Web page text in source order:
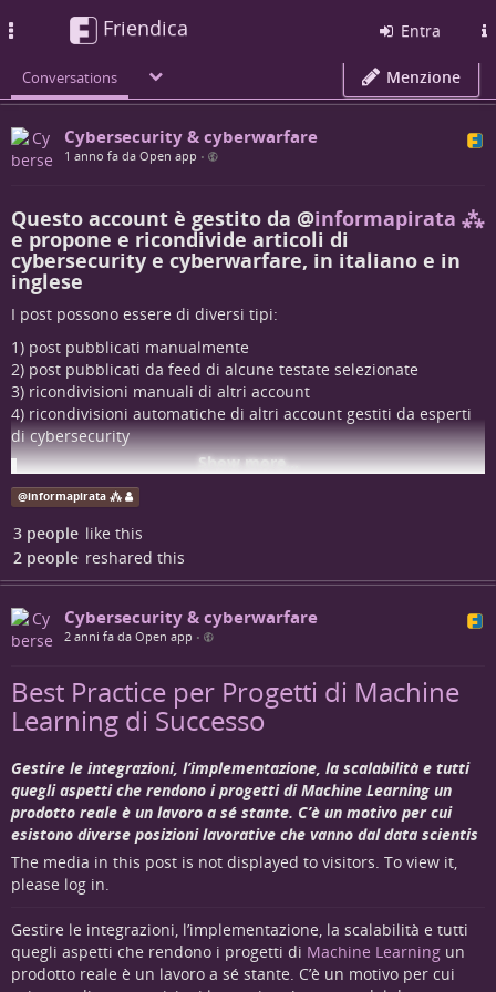
Friendica Entra
Conversations Menzione
Cybersecurity & cyberwarfare
1 anno fa da Open app •
Questo account è gestito da @informapirata ⁂
e propone e ricondivide articoli di
cybersecurity e cyberwarfare, in italiano e in
inglese
I post possono essere di diversi tipi:
1) post pubblicati manualmente
2) post pubblicati da feed di alcune testate selezionate
3) ricondivisioni manuali di altri account
4) ricondivisioni automatiche di altri account gestiti da esperti
di cybersecurity
NB: purtroppo i post pubblicati da feed di alcune testate
includono i cosiddetti
fatto delle pubblicità che gli inserzionisti pubblicano per
elogiare i propri servizi: di solito li eliminiamo
manualmente, ma a volte può capitare che non ce ne
accorgiamo (e no: non siamo sempre on line!) e quindi
possono rimanere on line alcuni giorni. Fermo restando
che le testate che ricondividiamo sono gratuite e che i
economicamente, deve essere chiaro che questo account
non riceve alcun contributo da queste pubblicazioni.
Show more...
@informapirata ⁂
3 people like this
2 people reshared this
Cybersecurity & cyberwarfare
2 anni fa da Open app •
Best Practice per Progetti di Machine
Learning di Successo
Gestire le integrazioni, l’implementazione, la scalabilità e tutti
quegli aspetti che rendono i progetti di Machine Learning un
prodotto reale è un lavoro a sé stante. C’è un motivo per cui
esistono diverse posizioni lavorative che vanno dal data scientis
The media in this post is not displayed to visitors. To view it,
please log in.
Gestire le integrazioni, l’implementazione, la scalabilità e tutti
quegli aspetti che rendono i progetti di Machine Learning un
prodotto reale è un lavoro a sé stante. C’è un motivo per cui